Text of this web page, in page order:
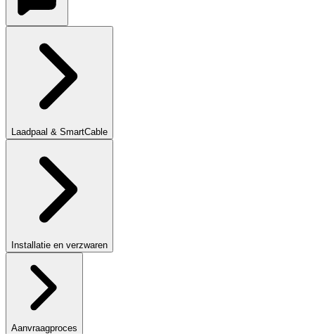
Laadpaal & SmartCable
Installatie en verzwaren
Aanvraagproces